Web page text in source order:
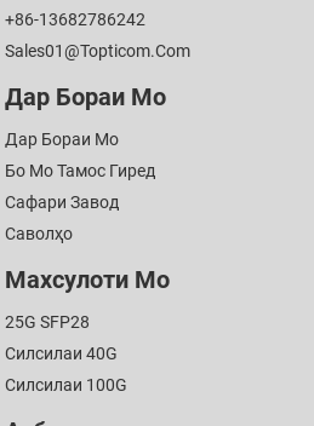
+86-13682786242
Sales01@topticom.com
Дар Бораи Мо
Дар Бораи Мо
Бо Мо Тамос Гиред
Сафари Завод
Саволҳо
Махсулоти Мо
25G SFP28
Силсилаи 40G
Силсилаи 100G